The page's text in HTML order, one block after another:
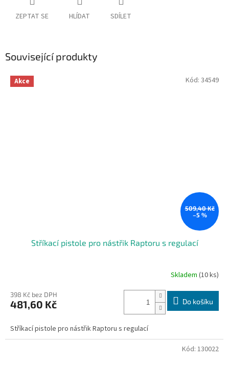
ZEPTAT SE HLÍDAT SDÍLET
Související produkty
Akce
509,40 Kč
–5 %
Stříkací pistole pro nástřik Raptoru s regulací
Skladem (10 ks)
398 Kč bez DPH
481,60 Kč Do košíku
Stříkací pistole pro nástřik Raptoru s regulací
Kód: 34549
Kód: 130022